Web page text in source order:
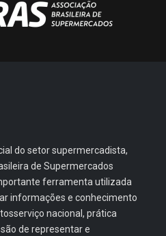
do setor supermercadista,
de Supermercados
ferramenta utilizada
informações e conhecimento
nacional, prática
de representar e